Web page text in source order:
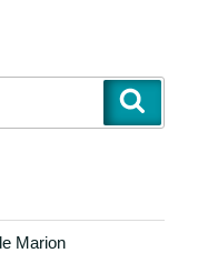
Marion